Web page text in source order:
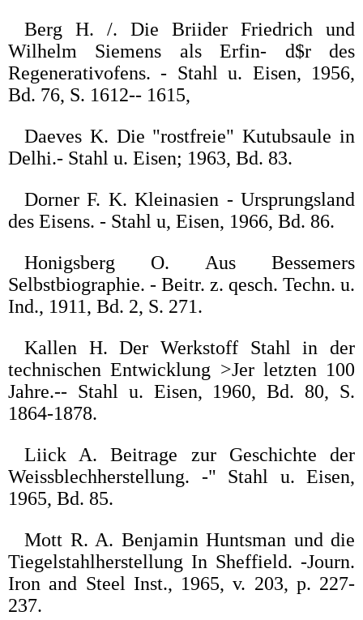
Berg H. /. Die Briider Friedrich und
Wilhelm Siemens als Erfin- d$r des
Regenerativofens. - Stahl u. Eisen, 1956,
Bd. 76, S. 1612-- 1615,
Daeves K. Die "rostfreie" Kutubsaule in
Delhi.- Stahl u. Eisen; 1963, Bd. 83.
Dorner F. K. Kleinasien - Ursprungsland
des Eisens. - Stahl u, Eisen, 1966, Bd. 86.
Honigsberg O. Aus Bessemers
Selbstbiographie. - Beitr. z. qesch. Techn. u.
Ind., 1911, Bd. 2, S. 271.
Kallen H. Der Werkstoff Stahl in der
technischen Entwicklung >Jer letzten 100
Jahre.-- Stahl u. Eisen, 1960, Bd. 80, S.
1864-1878.
Liick A. Beitrage zur Geschichte der
Weissblechherstellung. -" Stahl u. Eisen,
1965, Bd. 85.
Mott R. A. Benjamin Huntsman und die
Tiegelstahlherstellung In Sheffield. -Journ.
Iron and Steel Inst., 1965, v. 203, p. 227-
237.